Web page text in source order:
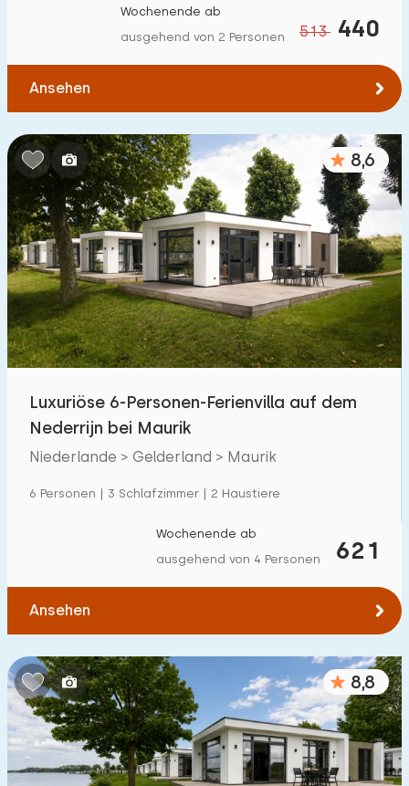
5 10
1 2
Zum Wasser (max. km):
1 2 5 10 20
Zu öffentlichen Verkehrsmitteln(max. km):
0,2 0,5 1 2 5
Unterkunft
Im Ferienpark
Einfamilienhaus
Ferienbauernhof
Tiny house
Kinderfreundlich
Kindermöbel 1
Eingezäunter Garten 0
513 440
Wochenende ab
ausgehend von 2 Personen
Ansehen
8,6
Luxuriöse 6-Personen-Ferienvilla auf dem
Nederrijn bei Maurik
Niederlande > Gelderland > Maurik
6 Personen | 3 Schlafzimmer | 2 Haustiere
621
Wochenende ab
ausgehend von 4 Personen
Ansehen
8,8